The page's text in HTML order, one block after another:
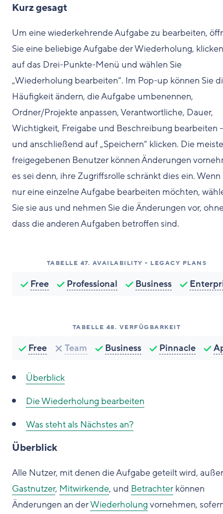
Kurz gesagt
Um eine wiederkehrende Aufgabe zu bearbeiten,
Sie eine beliebige Aufgabe der Wiederholung,
auf das Drei-Punkte-Menü und wählen Sie
„Wiederholung bearbeiten“. Im Pop-up können Sie
Häufigkeit ändern, die Aufgabe umbenennen,
Ordner/Projekte anpassen, Verantwortliche, Dauer,
Wichtigkeit, Freigabe und Beschreibung bearbeiten
und anschließend auf „Speichern“ klicken. Die
freigegebenen Benutzer können Änderungen
es sei denn, ihre Zugriffsrolle schränkt dies ein. Wenn
nur eine einzelne Aufgabe bearbeiten möchten,
Sie sie aus und nehmen Sie die Änderungen vor,
dass die anderen Aufgaben betroffen sind.
TABELLE 47. AVAILABILITY - LEGACY PLANS
Free Professional Business
TABELLE 48. VERFÜGBARKEIT
Free Team Business Pinnacle
Überblick
Die Wiederholung bearbeiten
Was steht als Nächstes an?
Überblick
Alle Nutzer, mit denen die Aufgabe geteilt wird, außer
Gastnutzer, Mitwirkende, und Betrachter können
Änderungen an derWiederholung vornehmen,